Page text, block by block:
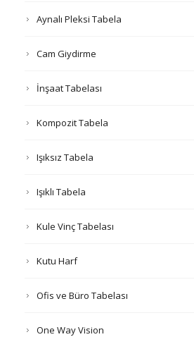
Aynalı Pleksi Tabela
Cam Giydirme
İnşaat Tabelası
Kompozit Tabela
Işıksız Tabela
Işıklı Tabela
Kule Vinç Tabelası
Kutu Harf
Ofis ve Büro Tabelası
One Way Vision